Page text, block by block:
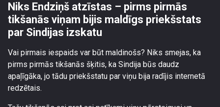
Niks Endziņš atzīstas – pirms pirmās
tikšanās viņam bijis maldīgs priekšstats
par Sindijas izskatu
Vai pirmais iespaids var būt maldinošs? Niks smejas, ka
pirms pirmās tikšanās šķitis, ka Sindija būs daudz
apaļīgāka, jo tādu priekšstatu par viņu bija radījis internetā
redzētais.